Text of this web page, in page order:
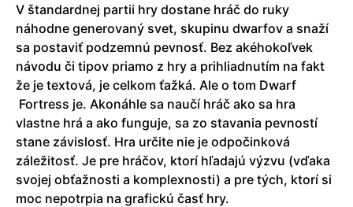
V štandardnej partii hry dostane hráč do ruky
náhodne generovaný svet, skupinu dwarfov a snaží
sa postaviť podzemnú pevnosť. Bez akéhokoľvek
návodu či tipov priamo z hry a prihliadnutím na fakt
že je textová, je celkom ťažká. Ale o tom Dwarf
Fortress je. Akonáhle sa naučí hráč ako sa hra
vlastne hrá a ako funguje, sa zo stavania pevností
stane závislosť. Hra určite nie je odpočinková
záležitosť. Je pre hráčov, ktorí hľadajú výzvu (vďaka
svojej obťažnosti a komplexnosti) a pre tých, ktorí si
moc nepotrpia na grafickú časť hry.